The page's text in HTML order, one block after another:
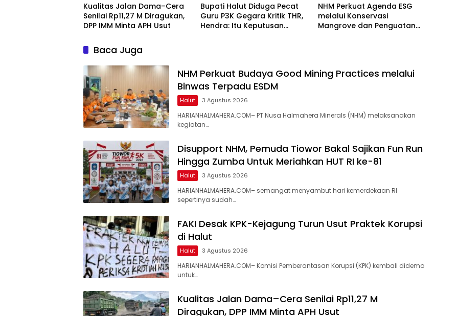
Kualitas Jalan Dama–Cera
Senilai Rp11,27 M Diragukan,
DPP IMM Minta APH Usut
Bupati Halut Diduga Pecat
Guru P3K Gegara Kritik THR,
Hendra: Itu Keputusan
NHM Perkuat Agenda ESG
melalui Konservasi
Mangrove dan Penguatan
Baca Juga
NHM Perkuat Budaya Good Mining Practices melalui
Binwas Terpadu ESDM
Halut 3 Agustus 2026
HARIANHALMAHERA.COM– PT Nusa Halmahera Minerals (NHM) melaksanakan
kegiatan…
Disupport NHM, Pemuda Tiowor Bakal Sajikan Fun Run
Hingga Zumba Untuk Meriahkan HUT RI ke-81
Halut 3 Agustus 2026
HARIANHALMAHERA.COM– semangat menyambut hari kemerdekaan RI
sepertinya sudah…
FAKI Desak KPK-Kejagung Turun Usut Praktek Korupsi
di Halut
Halut 3 Agustus 2026
HARIANHALMAHERA.COM– Komisi Pemberantasan Korupsi (KPK) kembali didemo
untuk…
Kualitas Jalan Dama–Cera Senilai Rp11,27 M
Diragukan, DPP IMM Minta APH Usut